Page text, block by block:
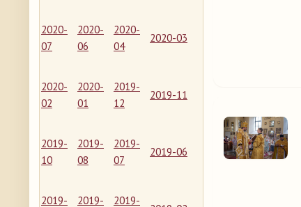
2020-
07
2020-
06
2020-
04
2020-03
2020-
02
2020-
01
2019-
12
2019-11
2019-
10
2019-
08
2019-
07
2019-06
2019-
2019-
2019-